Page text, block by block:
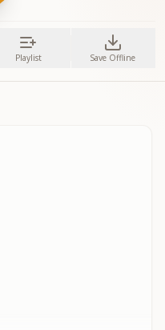
Playlist Save Offline